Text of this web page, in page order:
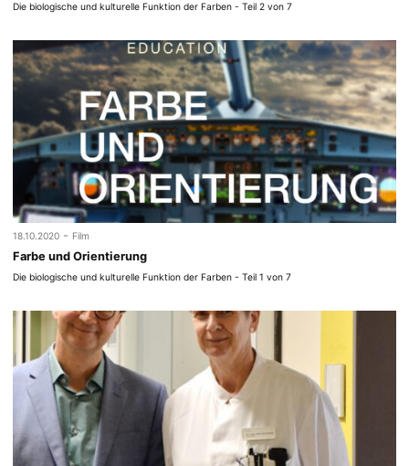
Die biologische und kulturelle Funktion der Farben - Teil 2 von 7
18.10.2020 - Film
Farbe und Orientierung
Die biologische und kulturelle Funktion der Farben - Teil 1 von 7